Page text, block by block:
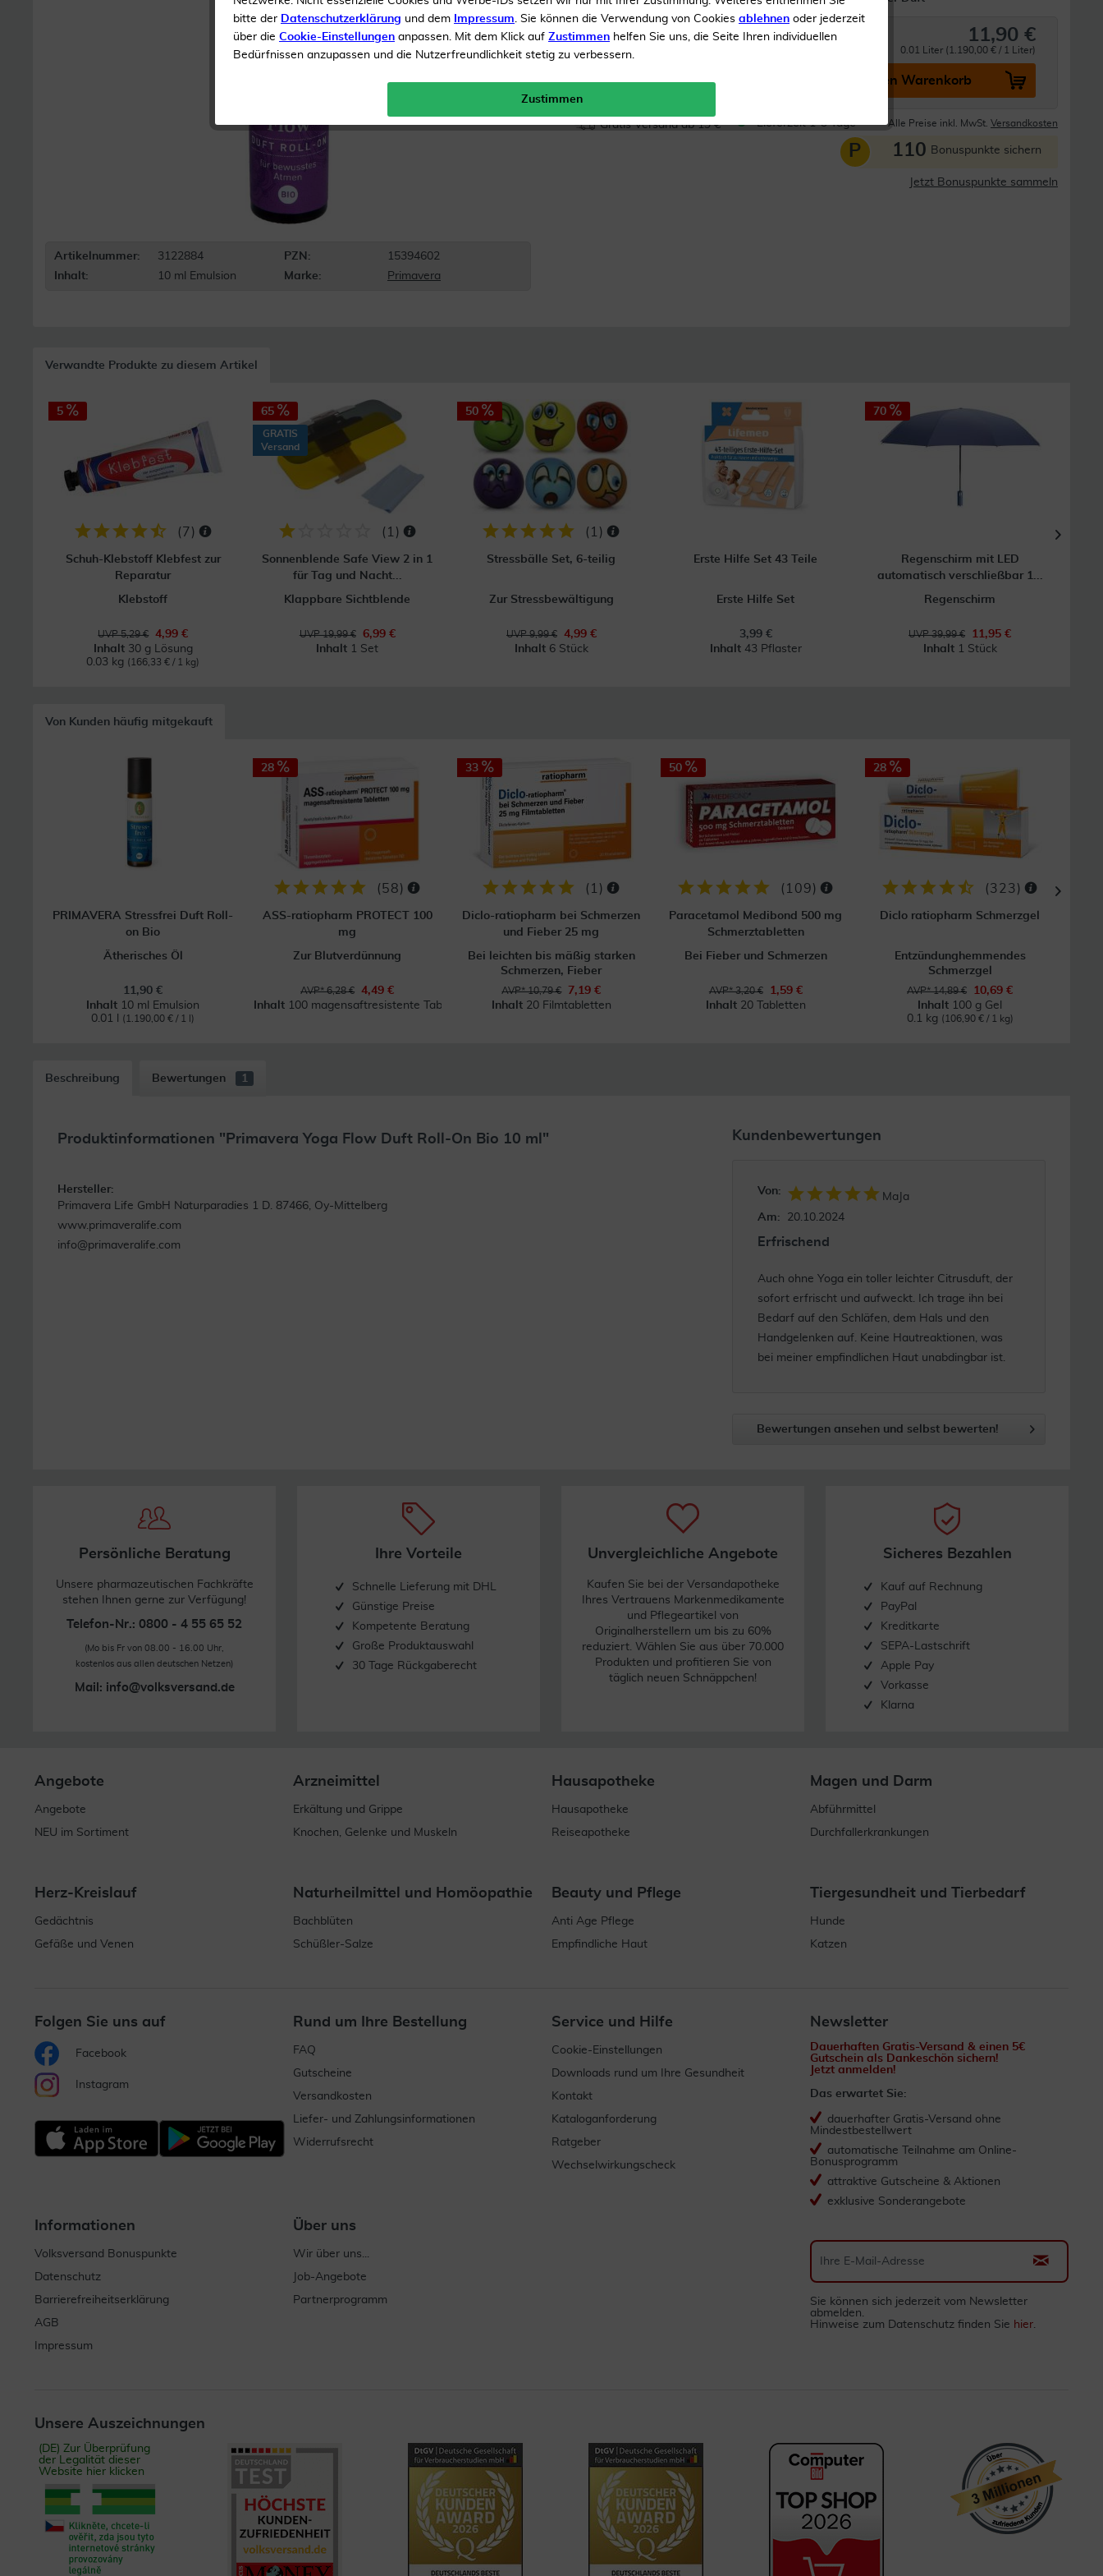
Artikelnummer: 3122884 PZN:
15394602
Inhalt:
10 ml Emulsion Marke: Primavera
Inhalt10 ml Emulsion 11,90 €
0.01 Liter (1.190,00 € / 1 Liter)
In den Warenkorb
Gratis Versand ab 19 € Lieferzeit 1-3 Tage Alle Preise inkl. MwSt. Versandkosten
P 110 Bonuspunkte sichern
Jetzt Bonuspunkte sammeln
Verwandte Produkte zu diesem Artikel
5
( 7 )
Schuh-Klebstoff Klebfest zur
Reparatur
Klebstoff
UVP 5,29 €
4,99 €
Inhalt 30 g Lösung
0.03 kg (166,33 € / 1 kg)
65
GRATIS
Versand
( 1 )
Sonnenblende Safe View 2 in 1
für Tag und Nacht...
Klappbare Sichtblende
UVP 19,99 €
6,99 €
Inhalt 1 Set
50
( 1 )
Stressbälle Set, 6-teilig
Zur Stressbewältigung
UVP 9,99 €
4,99 €
Inhalt 6 Stück
Erste Hilfe Set 43 Teile
Erste Hilfe Set
3,99 €
Inhalt 43 Pflaster
70
Regenschirm mit LED
automatisch verschließbar 1...
Regenschirm
UVP 39,99 €
11,95 €
Inhalt 1 Stück
Von Kunden häufig mitgekauft
PRIMAVERA Stressfrei Duft Roll-
on Bio
Ätherisches Öl
11,90 €
Inhalt 10 ml Emulsion
0.01 l
(1.190,00 € / 1 l)
28
(58)
ASS-ratiopharm PROTECT 100
mg
Zur Blutverdünnung
AVP* 6,28 €
4,49 €
Inhalt 100 magensaftresistente Tabl.
33
( 1 )
Diclo-ratiopharm bei Schmerzen
und Fieber 25 mg
Bei leichten bis mäßig starken
Schmerzen, Fieber
AVP* 10,79 €
7,19 €
Inhalt 20 Filmtabletten
50
( 109)
Paracetamol Medibond 500 mg
Schmerztabletten
Bei Fieber und Schmerzen
AVP* 3,20 €
1,59 €
Inhalt 20 Tabletten
28
(323)
Diclo ratiopharm Schmerzgel
Entzündunghemmendes
Schmerzgel
AVP* 14,89 €
10,69 €
Inhalt 100 g Gel
0.1 kg (106,90 € / 1 kg)
Beschreibung Bewertungen 1
Produktinformationen "Primavera Yoga Flow Duft Roll-On Bio 10 ml"
Weiterlesen
Hersteller:
Primavera Life GmbH Naturparadies 1 D. 87466, Oy-Mittelberg
www.primaveralife.com
info@primaveralife.com
Kundenbewertungen
Von:
MaJa
Am:
20.10.2024
Erfrischend
Auch ohne Yoga ein toller leichter Citrusduft, der
sofort erfrischt und aufweckt. Ich trage ihn bei
Bedarf auf den Schläfen, dem Hals und den
Handgelenken auf. Keine Hautreaktionen, was
bei meiner empfindlichen Haut unabdingbar ist.
Bewertungen ansehen und selbst bewerten!
Persönliche Beratung
Unsere pharmazeutischen Fachkräfte
stehen Ihnen gerne zur Verfügung!
Telefon-Nr.: 0800 - 4 55 65 52
(Mo bis Fr von 08.00 - 16.00 Uhr,
kostenlos aus allen deutschen Netzen)
Mail: info@volksversand.de
Ihre Vorteile
Schnelle Lieferung mit DHL
Günstige Preise
Kompetente Beratung
Große Produktauswahl
30 Tage Rückgaberecht
Unvergleichliche Angebote
Kaufen Sie bei der Versandapotheke
Ihres Vertrauens Markenmedikamente
und Pflegeartikel von
Originalherstellern um bis zu 60%
reduziert. Wählen Sie aus über 70.000
Produkten und profitieren Sie von
täglich neuen Schnäppchen!
Sicheres Bezahlen
Kauf auf Rechnung
PayPal
Kreditkarte
SEPA-Lastschrift
Apple Pay
Vorkasse
Klarna
Angebote
Angebote
NEU im Sortiment
Arzneimittel
Erkältung und Grippe
Knochen, Gelenke und Muskeln
Hausapotheke
Hausapotheke
Reiseapotheke
Magen und Darm
Abführmittel
Durchfallerkrankungen
Herz-Kreislauf
Gedächtnis
Gefäße und Venen
Naturheilmittel und Homöopathie
Bachblüten
Schüßler-Salze
Beauty und Pflege
Anti Age Pflege
Empfindliche Haut
Tiergesundheit und Tierbedarf
Hunde
Katzen
Folgen Sie uns auf
Facebook
Instagram
Rund um Ihre Bestellung
FAQ
Gutscheine
Versandkosten
Liefer- und Zahlungsinformationen
Widerrufsrecht
Service und Hilfe
Cookie-Einstellungen
Downloads rund um Ihre Gesundheit
Kontakt
Kataloganforderung
Ratgeber
Wechselwirkungscheck
Informationen
Volksversand Bonuspunkte
Datenschutz
Barrierefreiheitserklärung
AGB
Impressum
Über uns
Wir über uns...
Job-Angebote
Partnerprogramm
Newsletter
Dauerhaften Gratis-Versand & einen 5€
Gutschein als Dankeschön sichern!
Jetzt anmelden!
Das erwartet Sie:
dauerhafter Gratis-Versand ohne
Mindestbestellwert
automatische Teilnahme am Online-
Bonusprogramm
attraktive Gutscheine & Aktionen
exklusive Sonderangebote
Sie können sich jederzeit vom Newsletter
abmelden.
Hinweise zum Datenschutz finden Sie hier.
Unsere Auszeichnungen
(DE) Zur Überprüfung
der Legalität dieser
Website hier klicken
bitte der Datenschutzerklärung und dem Impressum. Sie können die Verwendung von Cookies ablehnen oder jederzeit
über die Cookie-Einstellungen anpassen. Mit dem Klick auf Zustimmen helfen Sie uns, die Seite Ihren individuellen
Bedürfnissen anzupassen und die Nutzerfreundlichkeit stetig zu verbessern.
Zustimmen